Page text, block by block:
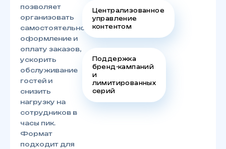
позволяет
организовать
самостоятельное
оформление и
оплату заказов,
ускорить
обслуживание
гостей и
снизить
нагрузку на
сотрудников в
часы пик.
Формат
подходит для
Централизованное
управление
контентом
Поддержка
бренд-кампаний
и
лимитированных
серий